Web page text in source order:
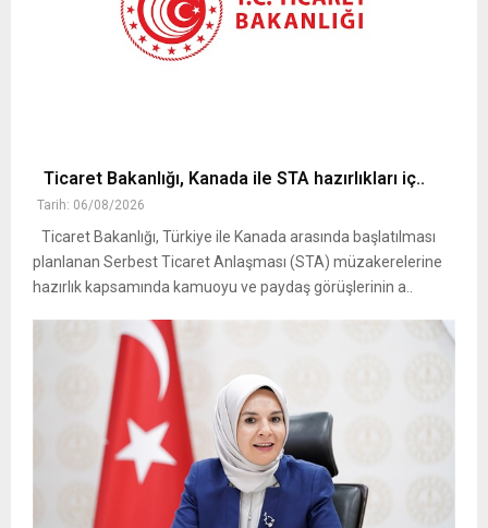
Ticaret Bakanlığı, Kanada ile STA hazırlıkları iç..
Tarih: 06/08/2026
Ticaret Bakanlığı, Türkiye ile Kanada arasında başlatılması
planlanan Serbest Ticaret Anlaşması (STA) müzakerelerine
hazırlık kapsamında kamuoyu ve paydaş görüşlerinin a..